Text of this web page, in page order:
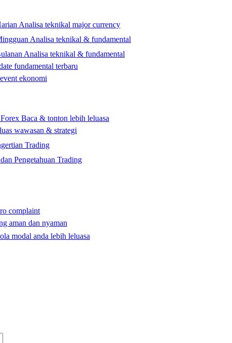
Analisa teknikal major currency
Analisa teknikal & fundamental
Analisa teknikal & fundamental
fundamental terbaru
ekonomi
Baca & tonton lebih leluasa
wawasan & strategi
Trading
Pengetahuan Trading
complaint
aman dan nyaman
modal anda lebih leluasa